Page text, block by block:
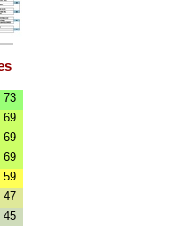
73
69
69
69
59
47
45